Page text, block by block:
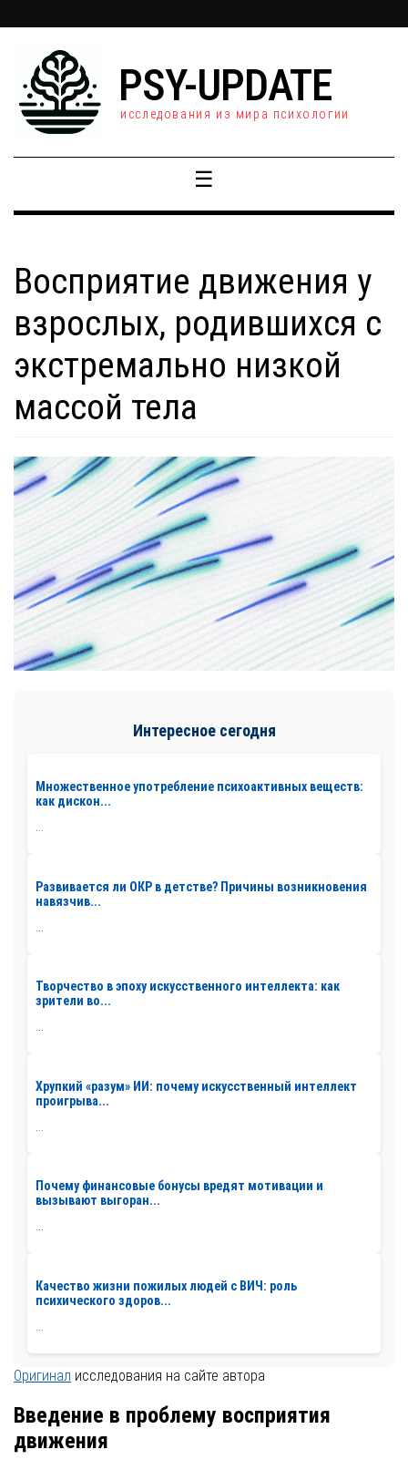
PSY-UPDATE
исследования из мира психологии
☰
Восприятие движения у
взрослых, родившихся с
экстремально низкой
массой тела
Интересное сегодня
Множественное употребление психоактивных веществ:
как дискон...
Развивается ли ОКР в детстве? Причины возникновения
навязчив...
Творчество в эпоху искусственного интеллекта: как
зрители во...
...
Хрупкий «разум» ИИ: почему искусственный интеллект
проигрыва...
Почему финансовые бонусы вредят мотивации и
вызывают выгоран...
...
Качество жизни пожилых людей с ВИЧ: роль
психического здоров...
Оригинал исследования на сайте автора
Введение в проблему восприятия
движения